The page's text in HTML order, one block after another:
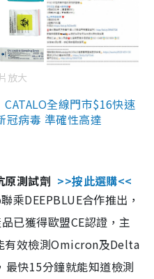
放大
全線門市$16快速
冠病毒 準確性高達
測試劑 >>按此選購<<
乘DEEPBLUE合作推出，
已獲得歐盟CE認證，主
有效檢測Omicron及Delta
快15分鐘就能知道檢測